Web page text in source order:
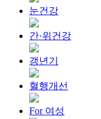
눈건강
간·위건강
갱년기
혈행개선
For 여성